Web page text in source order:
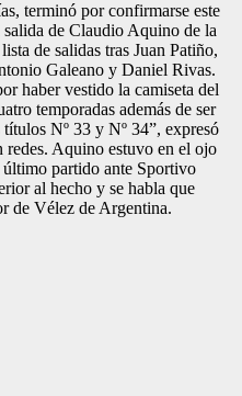
terminó por confirmarse este
de Claudio Aquino de la
de salidas tras Juan Patiño,
Galeano y Daniel Rivas.
haber vestido la camiseta del
temporadas además de ser
Nº 33 y Nº 34”, expresó
Aquino estuvo en el ojo
último partido ante Sportivo
al hecho y se habla que
de Vélez de Argentina.